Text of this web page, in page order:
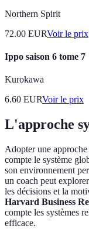
Northern Spirit
72.00 EURVoir le prix
Ippo saison 6 tome 7
Kurokawa
6.60 EURVoir le prix
L'approche
Adopter une
compte le système
son environnement
un coach peut
les décisions et la
Harvard Business
compte les systèmes
efficace.